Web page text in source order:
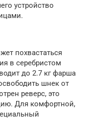
устройство
похвастаться
в серебристом
до 2.7 кг фарша
шнек от
реверс, это
Для комфортной,